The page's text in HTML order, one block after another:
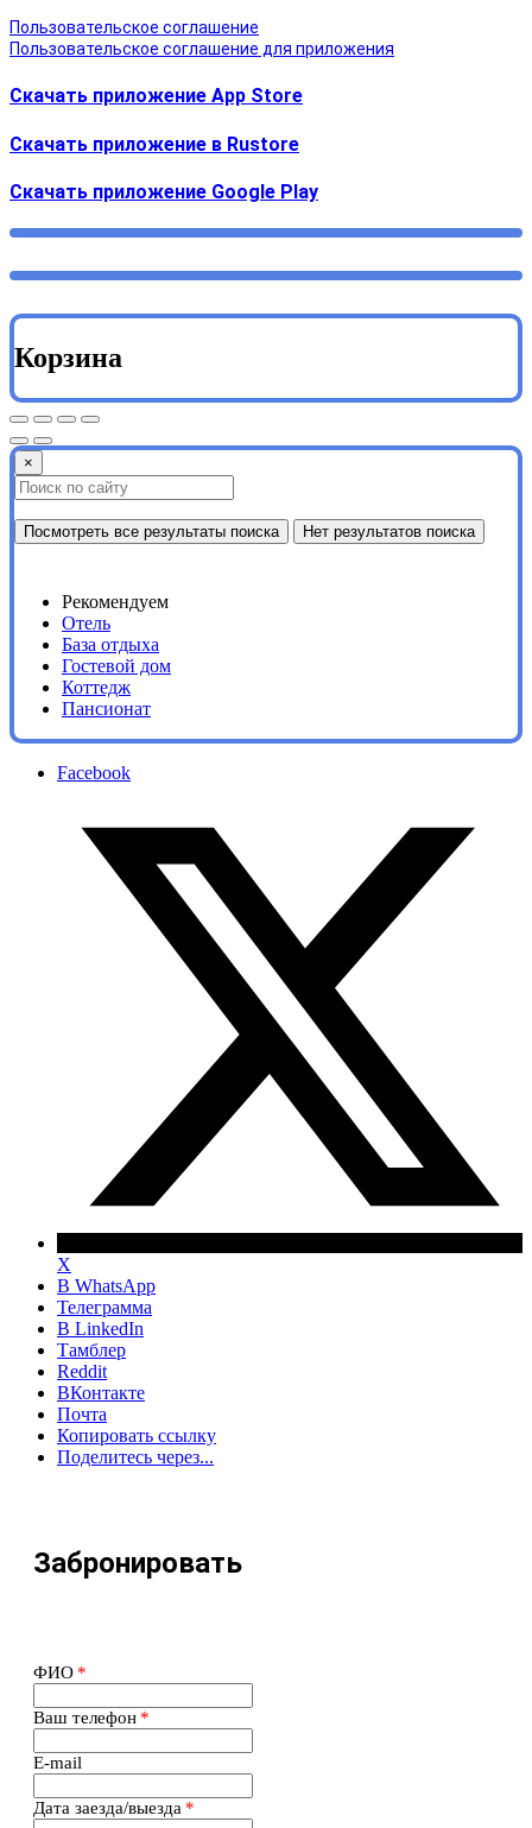
Пользовательское соглашение
Пользовательское соглашение для приложения
Скачать приложение App Store
Скачать приложение в Rustore
Cкачать приложение Google Play
Корзина
×
Посмотреть все результаты поиска Нет результатов поиска
Рекомендуем
Отель
База отдыха
Гостевой дом
Коттедж
Пансионат
Facebook
X
В WhatsApp
Телеграмма
В LinkedIn
Тамблер
Reddit
ВКонтакте
Почта
Копировать ссылку
Поделитесь через...
Забронировать
ФИО *
Ваш телефон *
E-mail
Дата заезда/выезда *